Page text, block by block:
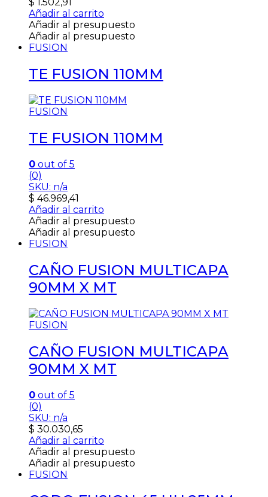
$ 1.502,91
Añadir al carrito
Añadir al presupuesto
Añadir al presupuesto
FUSION
TE FUSION 110MM
FUSION
TE FUSION 110MM
0 out of 5
(0)
SKU: n/a
$ 46.969,41
Añadir al carrito
Añadir al presupuesto
Añadir al presupuesto
FUSION
CAÑO FUSION MULTICAPA
90MM X MT
FUSION
CAÑO FUSION MULTICAPA
90MM X MT
0 out of 5
(0)
SKU: n/a
$ 30.030,65
Añadir al carrito
Añadir al presupuesto
Añadir al presupuesto
FUSION